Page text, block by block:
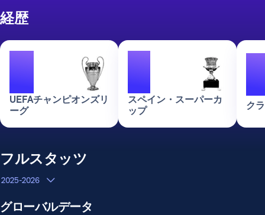
経歴
4
UEFAチャンピオンズリ
ーグ
2
スペイン・スーパーカ
ップ
ク
フルスタッツ
2025-2026
グローバルデータ